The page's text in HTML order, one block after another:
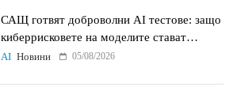
САЩ готвят доброволни AI тестове: защо
киберрисковете на моделите стават
политически въпрос
AI Новини 05/08/2026